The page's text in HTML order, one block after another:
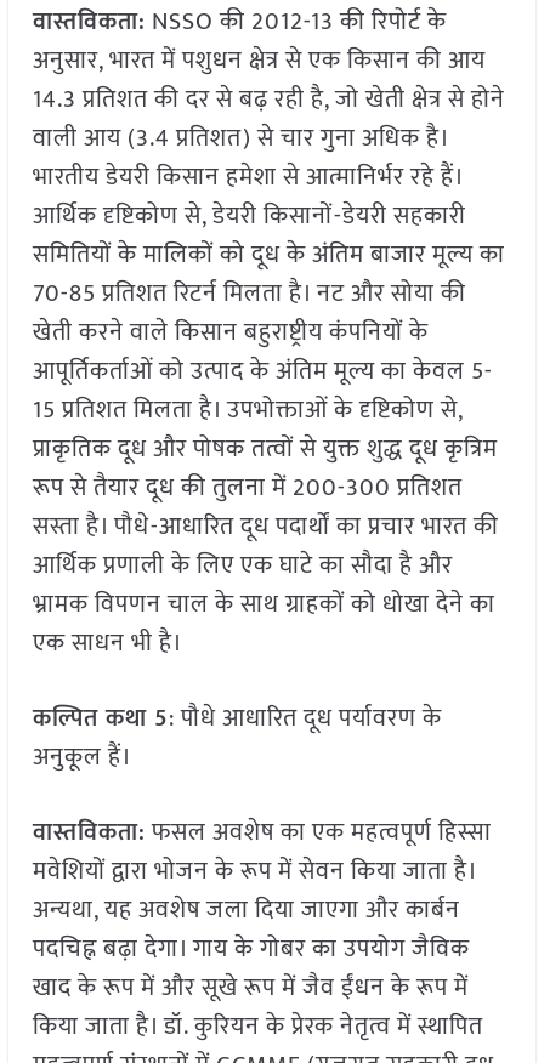
वास्तविकता: NSSO की 2012-13 की रिपोर्ट के
अनुसार, भारत में पशुधन क्षेत्र से एक किसान की आय
14.3 प्रतिशत की दर से बढ़ रही है, जो खेती क्षेत्र से होने
वाली आय (3.4 प्रतिशत) से चार गुना अधिक है।
भारतीय डेयरी किसान हमेशा से आत्मानिर्भर रहे हैं।
आर्थिक दृष्टिकोण से, डेयरी किसानों-डेयरी सहकारी
समितियों के मालिकों को दूध के अंतिम बाजार मूल्य का
70-85 प्रतिशत रिटर्न मिलता है। नट और सोया की
खेती करने वाले किसान बहुराष्ट्रीय कंपनियों के
आपूर्तिकर्ताओं को उत्पाद के अंतिम मूल्य का केवल 5-
15 प्रतिशत मिलता है। उपभोक्ताओं के दृष्टिकोण से,
प्राकृतिक दूध और पोषक तत्वों से युक्त शुद्ध दूध कृत्रिम
रूप से तैयार दूध की तुलना में 200-300 प्रतिशत
सस्ता है। पौधे-आधारित दूध पदार्थों का प्रचार भारत की
आर्थिक प्रणाली के लिए एक घाटे का सौदा है और
भ्रामक विपणन चाल के साथ ग्राहकों को धोखा देने का
एक साधन भी है।
कल्पित कथा 5: पौधे आधारित दूध पर्यावरण के
अनुकूल हैं।
वास्तविकता:फसल अवशेष का एक महत्वपूर्ण हिस्सा
मवेशियों द्वारा भोजन के रूप में सेवन किया जाता है।
अन्यथा, यह अवशेष जला दिया जाएगा और कार्बन
पदचिह्न बढ़ा देगा। गाय के गोबर का उपयोग जैविक
खाद के रूप में और सूखे रूप में जैव ईंधन के रूप में
किया जाता है। डॉ. कुरियन के प्रेरक नेतृत्व में स्थापित